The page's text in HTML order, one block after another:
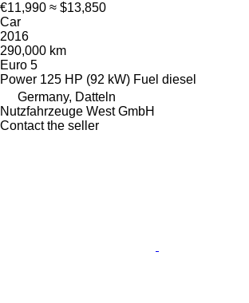
€11,990 ≈ $13,850
Car
2016
290,000 km
Euro 5
Power 125 HP (92 kW) Fuel diesel
Germany, Datteln
Nutzfahrzeuge West GmbH
Contact the seller